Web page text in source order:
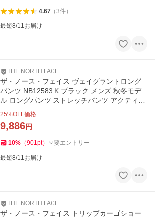
4.67（3件）
最短8/11お届け
THE NORTH FACE
ザ・ノース・フェイス ヴェイグラントロング
パンツ NB12583 K ブラック メンズ 秋冬モデ
ル ロングパンツ ストレッチパンツ アクティブ
25%OFF価格
9,886円
10% （901pt） 要エントリー
最短8/11お届け
THE NORTH FACE
ザ・ノース・フェイス トリップカーゴショー